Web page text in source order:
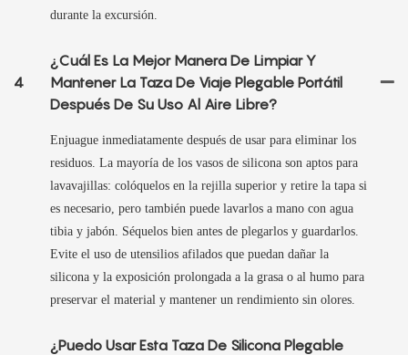
durante la excursión.
4
¿Cuál Es La Mejor Manera De Limpiar Y
Mantener La Taza De Viaje Plegable Portátil
Después De Su Uso Al Aire Libre?
Enjuague inmediatamente después de usar para eliminar los
residuos. La mayoría de los vasos de silicona son aptos para
lavavajillas: colóquelos en la rejilla superior y retire la tapa si
es necesario, pero también puede lavarlos a mano con agua
tibia y jabón. Séquelos bien antes de plegarlos y guardarlos.
Evite el uso de utensilios afilados que puedan dañar la
silicona y la exposición prolongada a la grasa o al humo para
preservar el material y mantener un rendimiento sin olores.
¿Puedo Usar Esta Taza De Silicona Plegable